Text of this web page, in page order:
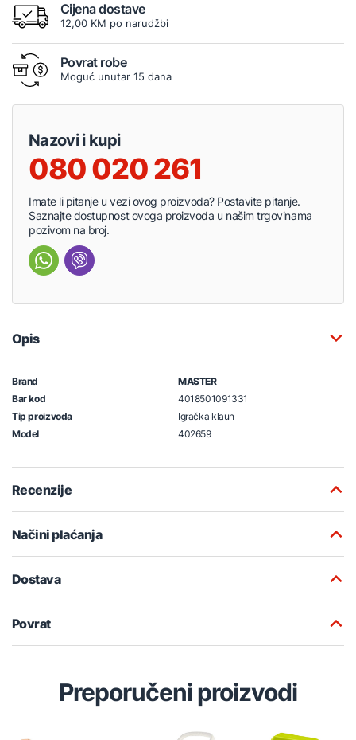
Cijena dostave
12,00 KM po narudžbi
Povrat robe
Moguć unutar 15 dana
Nazovi i kupi
080 020 261
Imate li pitanje u vezi ovog proizvoda? Postavite pitanje.
Saznajte dostupnost ovoga proizvoda u našim trgovinama
pozivom na broj.
Opis
Brand
MASTER
Bar kod
4018501091331
Tip proizvoda
Igračka klaun
Model
402659
Recenzije
Načini plaćanja
Dostava
Povrat
Preporučeni proizvodi